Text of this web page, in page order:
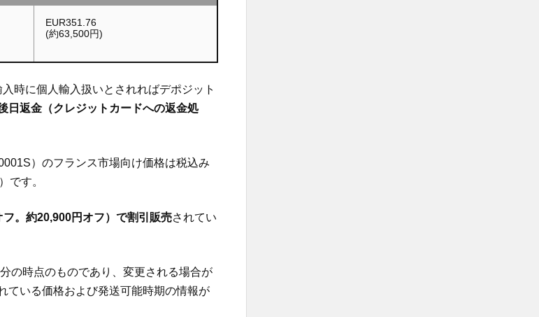
EUR351.76
(約63,500円)
時に個人輸入扱いとされればデポジット
日返金（クレジットカードへの返金処
）のフランス市場向け価格は税込み
です。
。約20,900円オフ）で割引販売されてい
の時点のものであり、変更される場合が
ている価格および発送可能時期の情報が